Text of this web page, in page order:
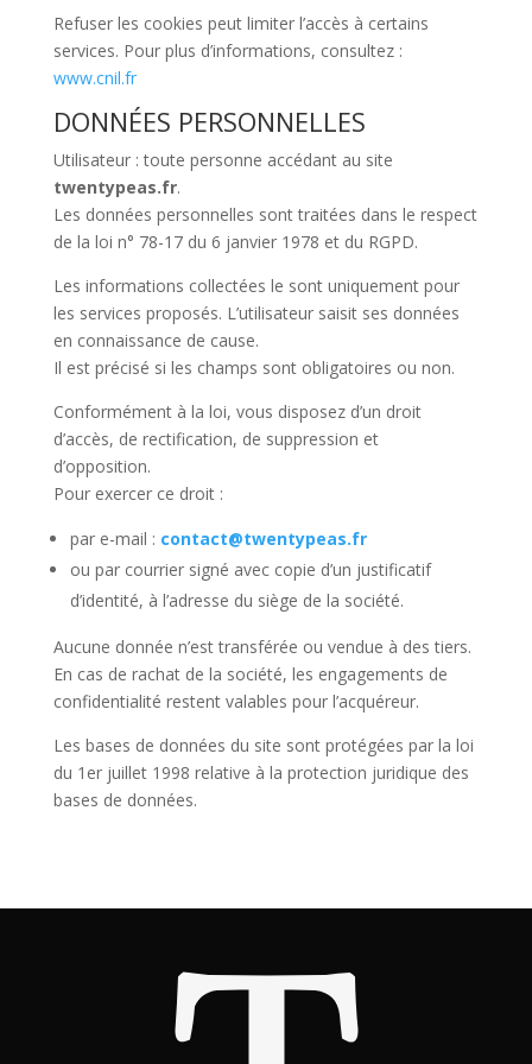
Refuser les cookies peut limiter l’accès à certains
services. Pour plus d’informations, consultez :
www.cnil.fr
DONNÉES PERSONNELLES
Utilisateur : toute personne accédant au site
twentypeas.fr.
Les données personnelles sont traitées dans le respect
de la loi n° 78-17 du 6 janvier 1978 et du RGPD.
Les informations collectées le sont uniquement pour
les services proposés. L’utilisateur saisit ses données
en connaissance de cause.
Il est précisé si les champs sont obligatoires ou non.
Conformément à la loi, vous disposez d’un droit
d’accès, de rectification, de suppression et
d’opposition.
Pour exercer ce droit :
par e-mail : contact@twentypeas.fr
ou par courrier signé avec copie d’un justificatif
d’identité, à l’adresse du siège de la société.
Aucune donnée n’est transférée ou vendue à des tiers.
En cas de rachat de la société, les engagements de
confidentialité restent valables pour l’acquéreur.
Les bases de données du site sont protégées par la loi
du 1er juillet 1998 relative à la protection juridique des
bases de données.